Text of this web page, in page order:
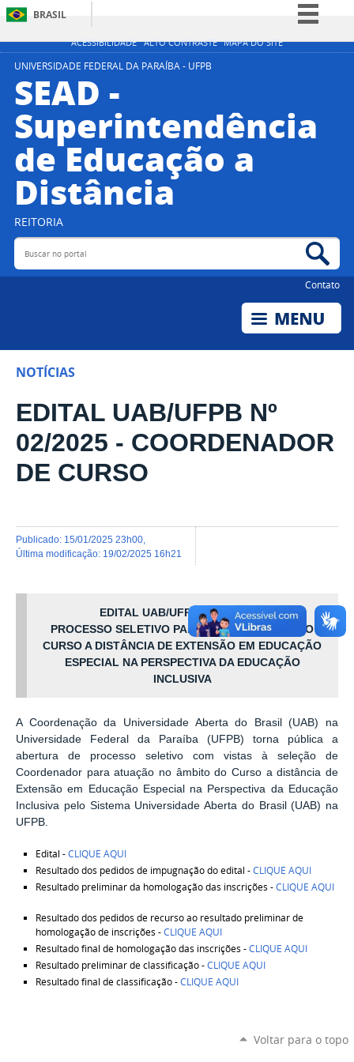
ACESSIBILIDADE ALTO CONTRASTE MAPA DO SITE
BRASIL
Simplifique!
Acesso à informação
Legislação
Canais
UNIVERSIDADE FEDERAL DA PARAÍBA - UFPB
SEAD -
Superintendência
de Educação a
Distância
REITORIA
Buscar no portal
Contato
NOTÍCIAS
EDITAL UAB/UFPB Nº
02/2025 - COORDENADOR
DE CURSO
publicado: 15/01/2025 23h00
última modificação: 19/02/2025 16h21
EDITALUAB/UFPB Nº. 02/2025
PROCESSO SELETIVO PARA COORDENADOR DO
CURSO A DISTÂNCIA DE EXTENSÃO EM EDUCAÇÃO
ESPECIAL NA PERSPECTIVA DA EDUCAÇÃO
INCLUSIVA
A Coordenação da Universidade Aberta do Brasil (UAB) na
Universidade Federal da Paraíba (UFPB) torna pública a
abertura de processo seletivo com vistas à seleção de
Coordenador para atuação no âmbito do Curso a distância de
Extensão em Educação Especial na Perspectiva da Educação
Inclusiva pelo Sistema Universidade Aberta do Brasil (UAB) na
UFPB.
Edital -CLIQUE AQUI
Resultado dos pedidos de impugnação do edital -CLIQUE AQUI
Resultado preliminar da homologação das inscrições -CLIQUE AQUI
Resultado dos pedidos de recurso ao resultado preliminar de
homologação de inscrições -CLIQUE AQUI
Resultado final de homologação das inscrições -CLIQUE AQUI
Resultado preliminar de classificação -CLIQUE AQUI
Resultado final de classificação -CLIQUE AQUI
Voltar para o topo